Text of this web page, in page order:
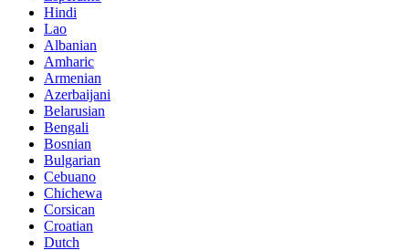
Hindi
Lao
Albanian
Amharic
Armenian
Azerbaijani
Belarusian
Bengali
Bosnian
Bulgarian
Cebuano
Chichewa
Corsican
Croatian
Dutch